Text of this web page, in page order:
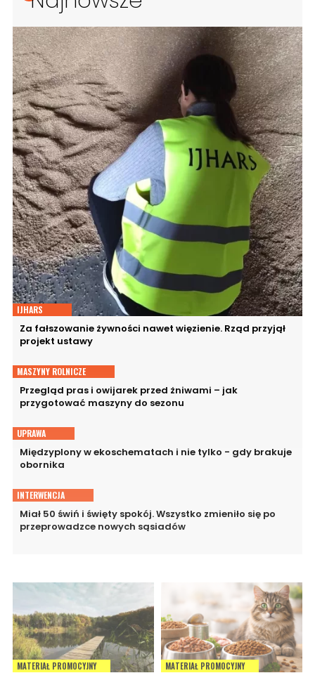
IJHARS
Za fałszowanie żywności nawet więzienie. Rząd przyjął
projekt ustawy
MASZYNY ROLNICZE
Przegląd pras i owijarek przed żniwami – jak
przygotować maszyny do sezonu
UPRAWA
Międzyplony w ekoschematach i nie tylko - gdy brakuje
obornika
INTERWENCJA
Miał 50 świń i święty spokój. Wszystko zmieniło się po
przeprowadzce nowych sąsiadów
MATERIAŁ PROMOCYJNY
MATERIAŁ PROMOCYJNY